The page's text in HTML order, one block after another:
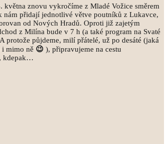
května znovu vykročíme z Mladé Vožice směrem
nám přidají jednotlivé větve poutníků z Lukavce,
od Nových Hradů. Oproti již zajetým
z Milína bude v 7 h (a také program na Svaté
půjdeme, milí přátelé, už po desáté (jaká
mimo ně 😉 ), připravujeme na cestu
kdepak…